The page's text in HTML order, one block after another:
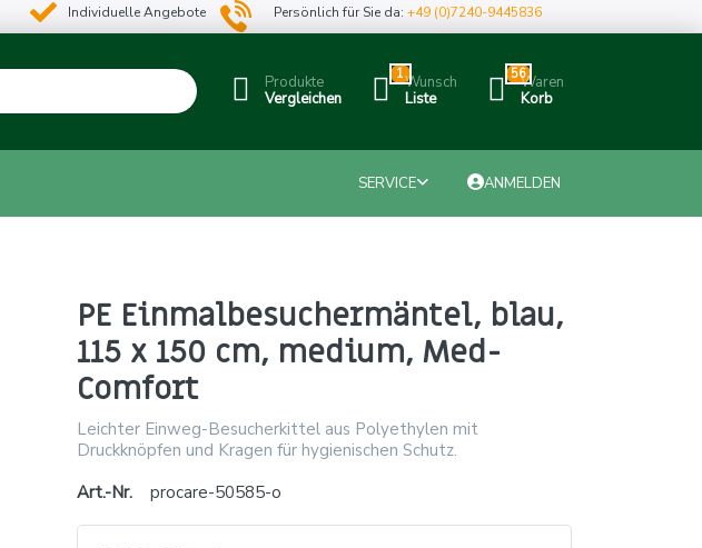
Individuelle Angebote Persönlich für Sie da:+49 (0)7240-9445836
Produkte
Vergleichen
1Wunsch
Liste
56Waren
Korb
SERVICE ANMELDEN
PE Einmalbesuchermäntel, blau,
115 x 150 cm, medium, Med-
Comfort
Leichter Einweg-Besucherkittel aus Polyethylen mit
Druckknöpfen und Kragen für hygienischen Schutz.
Art.-Nr.
procare-50585-o